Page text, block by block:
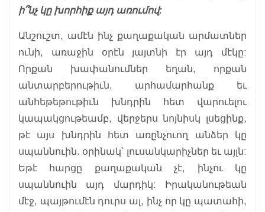
ի՞նչ կը խորհիք այդ առումով:
Անշուշտ, ամէն ինչ քաղաքական արմատներ
ունի, առաջին օրէն յայտնի էր այդ մէկը:
Որքան խափանումներ եղան, որքան
անտարբերութիւն, արհամարհանք եւ
անհեթեթութիւն խնդրին հետ վարուելու
կապակցութեամբ, վերջերս նոյնիսկ լսեցինք,
թէ այս խնդրին հետ առընչուող անձեր կը
սպաննուին. օրինակ՝ լուսանկարիչներ եւ այլն:
Եթէ հարցը քաղաքական չէ, ինչու կը
սպաննուին այդ մարդիկ: Իրականութեան
մէջ, պայթումէն դուրս ալ, ինչ որ կը պատահի,